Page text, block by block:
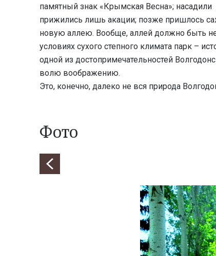
памятный знак «Крымская Весна»;
прижились лишь акации; позже пришлось
новую аллею. Вообще, аллей должно быть
условиях сухого степного климата парк –
одной из достопримечательностей
волю воображению.
Это, конечно, далеко не вся природа
Фото